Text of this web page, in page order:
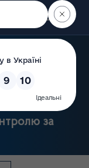
Пошук
за